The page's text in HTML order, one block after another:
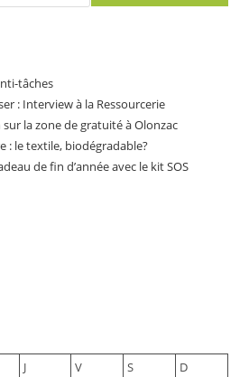
tâches
: Interview à la Ressourcerie
sur la zone de gratuité à Olonzac
: le textile, biodégradable?
de fin d’année avec le kit SOS
J V S
D